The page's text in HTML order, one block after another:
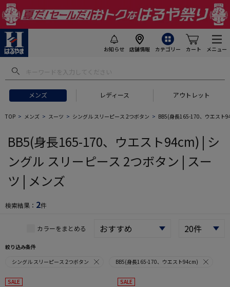
お知らせ 店舗情報 カテゴリー カート メニュー
メンズ レディース アウトレット
フトにおすすめ #セットアップ スーツ
TOP メンズ スーツ シングル スリーピース 2つボタン BB5(身長165-170、ウエスト
BB5(身長165-170、ウエスト94cm) | シ
ングル スリーピース 2つボタン | スー
ツ | メンズ
検索結果： 2件
カラーをまとめる
絞り込み条件
シングル スリーピース 2つボタン
BB5(身長165-170、ウエスト94cm)
SALE SALE